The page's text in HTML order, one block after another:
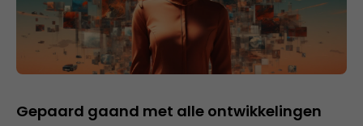
Gepaard gaand met alle ontwikkelingen